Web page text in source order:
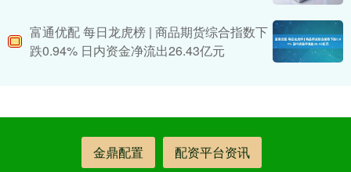
富通优配 每日龙虎榜 | 商品期货综合指数下
跌0.94% 日内资金净流出26.43亿元
金鼎配置 配资平台资讯